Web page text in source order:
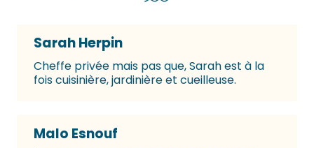
Sarah Herpin
Cheffe privée mais pas que, Sarah est à la
fois cuisinière, jardinière et cueilleuse.
Malo Esnouf